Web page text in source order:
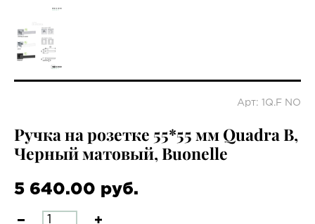
Арт: 1Q.F NO
Ручка на розетке 55*55 мм Quadra B,
Черный матовый, Buonelle
5 640.00 руб.